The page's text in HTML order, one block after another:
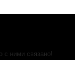
ними связано!